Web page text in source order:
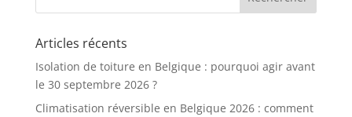
Articles récents
Isolation de toiture en Belgique : pourquoi agir avant
le 30 septembre 2026 ?
Climatisation réversible en Belgique 2026 : comment